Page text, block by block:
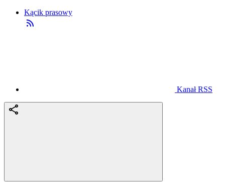
Kącik prasowy
Kanał RSS